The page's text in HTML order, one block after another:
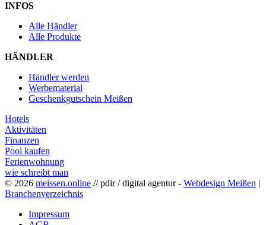
INFOS
Alle Händler
Alle Produkte
HÄNDLER
Händler werden
Werbematerial
Geschenkgutschein Meißen
Hotels
Aktivitäten
Finanzen
Pool kaufen
Ferienwohnung
wie schreibt man
© 2026 meissen.online // pdir / digital agentur - Webdesign Meißen |
Branchenverzeichnis
Impressum